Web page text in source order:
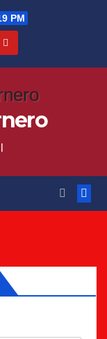
PM